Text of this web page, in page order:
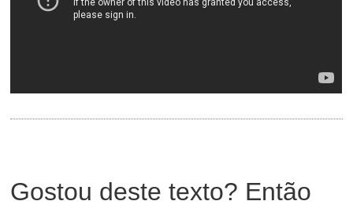
Gostou deste texto? Então